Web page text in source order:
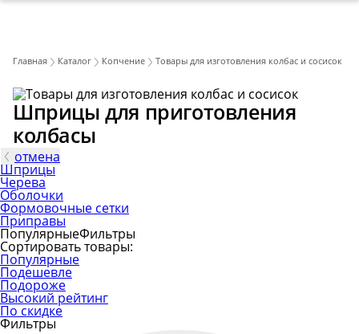
Главная Каталог Копчение Товары для изготовления колбас и сосисок
Шприцы для приготовления
колбасы
отмена
Шприцы
Черева
Оболочки
Формовочные сетки
Приправы
ПопулярныеФильтры
Сортировать товары:
Популярные
Подешевле
Подороже
Высокий рейтинг
По скидке
Фильтры